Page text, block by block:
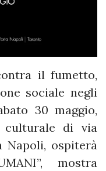
il fumetto,
sociale negli
30 maggio,
culturale di via
Napoli, ospiterà
mostra